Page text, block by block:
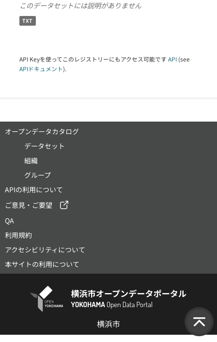
このデータセットには説明がありません
TXT
API Keyを使ってこのレジストリーにもアクセス可能です API (see
APIドキュメント).
オープンデータカタログ
データセット
組織
グループ
APIの利用について
ご意見・ご要望
QA
利用規約
アクセシビリティについて
本サイトの利用について
横浜市